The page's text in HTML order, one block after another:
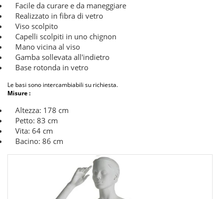
Facile da curare e da maneggiare
Realizzato in fibra di vetro
Viso scolpito
Capelli scolpiti in uno chignon
Mano vicina al viso
Gamba sollevata all'indietro
Base rotonda in vetro
Le basi sono intercambiabili su richiesta.
Misure :
Altezza: 178 cm
Petto: 83 cm
Vita: 64 cm
Bacino: 86 cm